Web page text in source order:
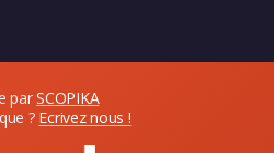
parSCOPIKA
? Ecrivez nous !